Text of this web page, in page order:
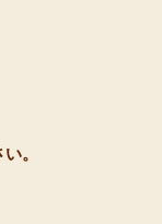
。